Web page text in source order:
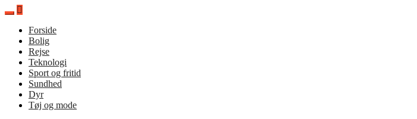
Spring
indholdForside
Bolig
Rejse
Teknologi
Sport og fritid
Sundhed
Dyr
Tøj og mode